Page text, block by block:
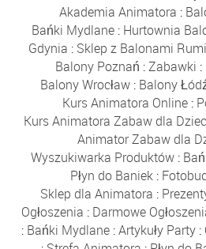
Akademia Animatora :
Bańki Mydlane : Hurtownia
Gdynia : Sklep z Balonami
Balony Poznań :Zabawki :
Balony Wrocław : Balony
Kurs Animatora Online :
Kurs Animatora Zabaw dla
Animator Zabaw dla
Wyszukiwarka Produktów :
Płyn do Baniek:
Sklep dla Animatora :
Ogłoszenia : Darmowe
: Bańki Mydlane :Artykuły Party :